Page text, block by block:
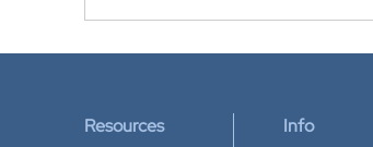
Resources Info